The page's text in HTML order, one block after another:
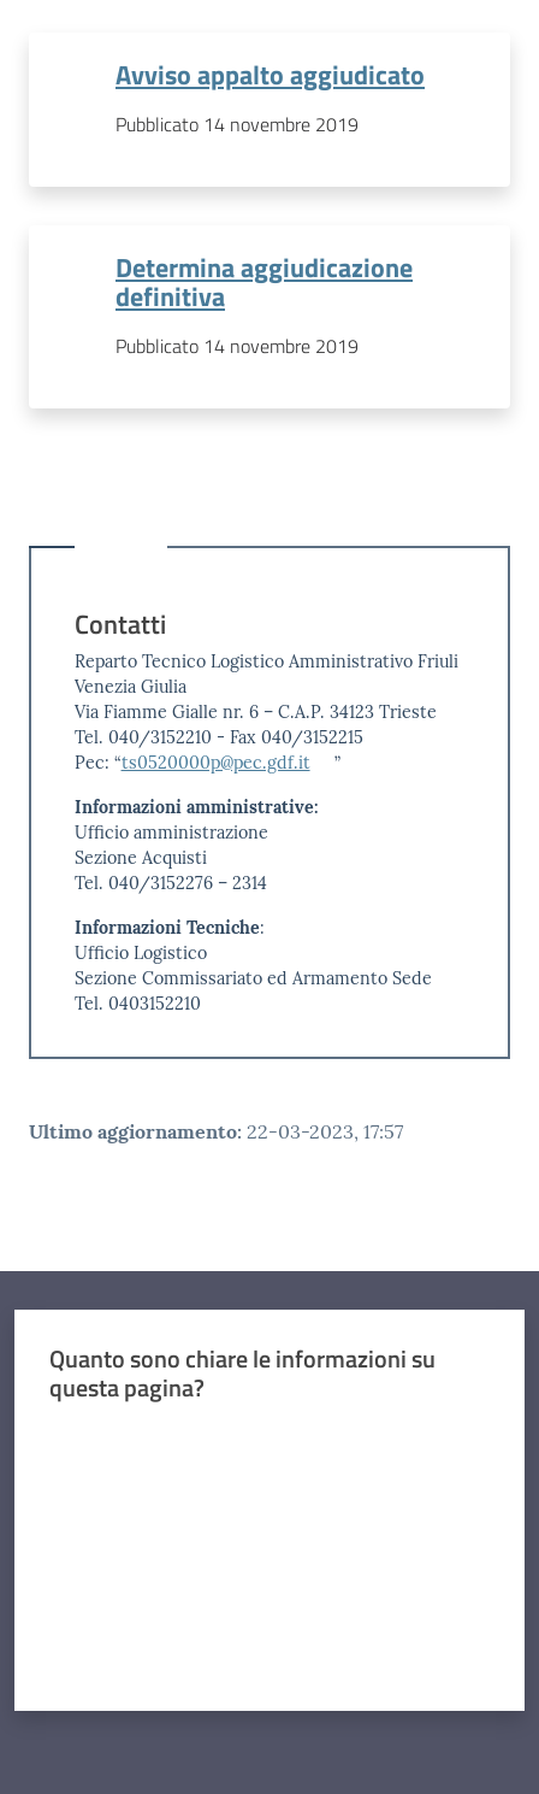
Avviso appalto aggiudicato
Pubblicato 14 novembre 2019
Determina aggiudicazione
definitiva
Pubblicato 14 novembre 2019
Contatti
Reparto Tecnico Logistico Amministrativo Friuli
Venezia Giulia
Via Fiamme Gialle nr. 6 – C.A.P. 34123 Trieste
Tel. 040/3152210 - Fax 040/3152215
Pec: “ts0520000p@pec.gdf.it ”
Informazioni amministrative:
Ufficio amministrazione
Sezione Acquisti
Tel. 040/3152276 – 2314
Informazioni Tecniche:
Ufficio Logistico
Sezione Commissariato ed Armamento Sede
Tel. 0403152210
Ultimo aggiornamento: 22-03-2023, 17:57
Quanto sono chiare le informazioni su
questa pagina?